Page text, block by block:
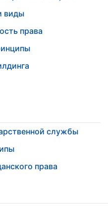
виды
права
службы
права